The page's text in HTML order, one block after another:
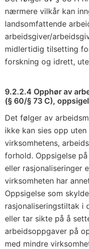
nærmere vilkår kan
landsomfattende
arbeidsgiver/
midlertidig tilsetting
forskning og idrett,
9.2.2.4 Opphør av
(§ 60/§ 73 C),
Det følger av
ikke kan sies opp
virksomhetens,
forhold. Oppsigelse
eller rasjonaliseringer
virksomheten har
Oppsigelse som
rasjonaliseringstiltak i
eller tar sikte på å
arbeidsoppgaver på
med mindre